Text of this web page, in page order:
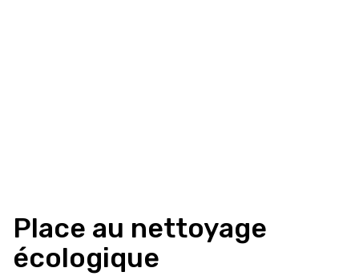
Place au nettoyage
écologique